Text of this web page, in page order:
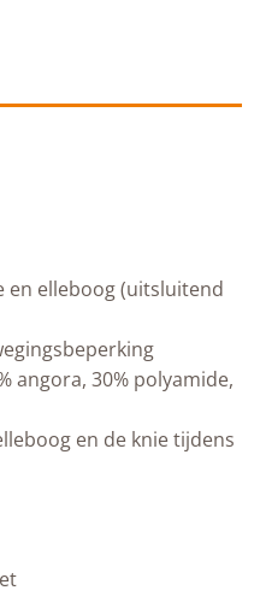
en elleboog (uitsluitend
angora, 30% polyamide,
en de knie tijdens